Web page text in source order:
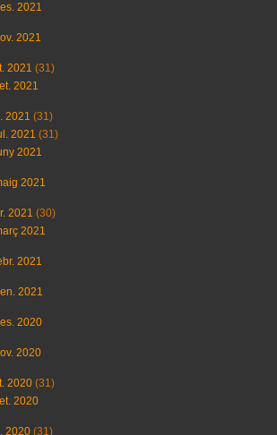
2021
2021
2021 (31)
2021
2021 (31)
2021 (31)
2021
2021
2021 (30)
2021
2021
2021
2020
2020
2020 (31)
2020
2020 (31)